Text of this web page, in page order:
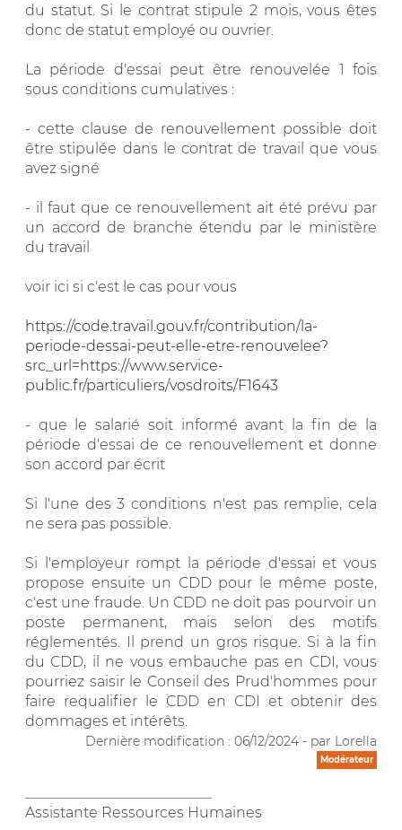
du statut. Si le contrat stipule 2 mois, vous êtes
donc de statut employé ou ouvrier.
La période d'essai peut être renouvelée 1 fois
sous conditions cumulatives :
- cette clause de renouvellement possible doit
être stipulée dans le contrat de travail que vous
avez signé
- il faut que ce renouvellement ait été prévu par
un accord de branche étendu par le ministère
du travail
voir ici si c'est le cas pour vous
https://code.travail.gouv.fr/contribution/la-
periode-dessai-peut-elle-etre-renouvelee?
src_url=https://www.service-
public.fr/particuliers/vosdroits/F1643
- que le salarié soit informé avant la fin de la
période d'essai de ce renouvellement et donne
son accord par écrit
Si l'une des 3 conditions n'est pas remplie, cela
ne sera pas possible.
Si l'employeur rompt la période d'essai et vous
propose ensuite un CDD pour le même poste,
c'est une fraude. Un CDD ne doit pas pourvoir un
poste permanent, mais selon des motifs
réglementés. Il prend un gros risque. Si à la fin
du CDD, il ne vous embauche pas en CDI, vous
pourriez saisir le Conseil des Prud'hommes pour
faire requalifier le CDD en CDI et obtenir des
dommages et intérêts.
Dernière modification : 06/12/2024 - par Lorella
Modérateur
Assistante Ressources Humaines